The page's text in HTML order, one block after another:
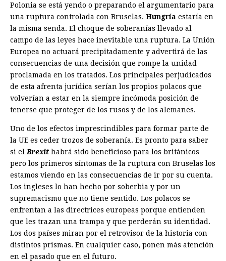
Polonia se está yendo o preparando el argumentario para
una ruptura controlada con Bruselas. Hungría estaría en
la misma senda. El choque de soberanías llevado al
campo de las leyes hace inevitable una ruptura. La Unión
Europea no actuará precipitadamente y advertirá de las
consecuencias de una decisión que rompe la unidad
proclamada en los tratados. Los principales perjudicados
de esta afrenta jurídica serían los propios polacos que
volverían a estar en la siempre incómoda posición de
tenerse que proteger de los rusos y de los alemanes.
Uno de los efectos imprescindibles para formar parte de
la UE es ceder trozos de soberanía. Es pronto para saber
si el Brexit habrá sido beneficioso para los británicos
pero los primeros síntomas de la ruptura con Bruselas los
estamos viendo en las consecuencias de ir por su cuenta.
Los ingleses lo han hecho por soberbia y por un
supremacismo que no tiene sentido. Los polacos se
enfrentan a las directrices europeas porque entienden
que les trazan una trampa y que perderán su identidad.
Los dos países miran por el retrovisor de la historia con
distintos prismas. En cualquier caso, ponen más atención
en el pasado que en el futuro.